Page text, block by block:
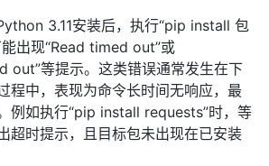
3.11安装后，执行“pip install 包
出现“Read timed out”或
out”等提示。这类错误通常发生在下
程中，表现为命令长时间无响应，最
例如执行“pip install requests”时，等
超时提示，且目标包未出现在已安装